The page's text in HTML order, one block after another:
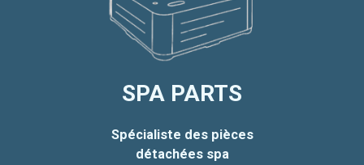
SPA PARTS
Spécialiste des pièces
détachées spa